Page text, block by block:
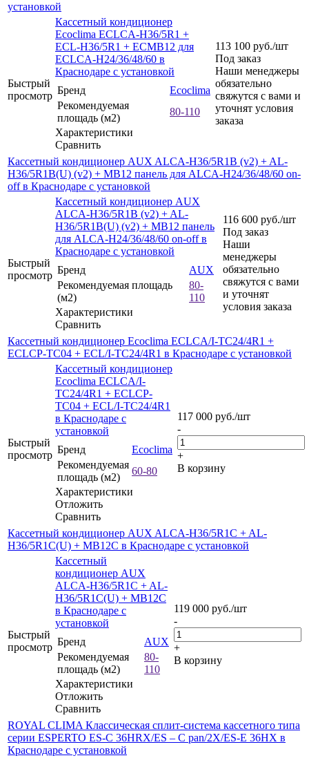
установкой
Быстрый
просмотр
Кассетный кондиционер
Ecoclima ECLCA-H36/5R1 +
ECL-H36/5R1 + ECMB12 для
ECLCA-H24/36/48/60 в
Краснодаре с установкой
Бренд
Ecoclima
Рекомендуемая
площадь (м2)
80-110
Характеристики
Сравнить
113 100 руб./шт
Под заказ
Наши менеджеры
обязательно
свяжутся с вами и
уточнят условия
заказа
Кассетный кондиционер AUX ALCA-H36/5R1B (v2) + AL-
H36/5R1B(U) (v2) + MB12 панель для ALCA-H24/36/48/60 on-
off в Краснодаре с установкой
Быстрый
просмотр
Кассетный кондиционер AUX
ALCA-H36/5R1B (v2) + AL-
H36/5R1B(U) (v2) + MB12 панель
для ALCA-H24/36/48/60 on-off в
Краснодаре с установкой
Бренд
AUX
Рекомендуемая площадь
(м2)
80-
110
Характеристики
Сравнить
116 600 руб./шт
Под заказ
Наши
менеджеры
обязательно
свяжутся с вами
и уточнят
условия заказа
Кассетный кондиционер Ecoclima ECLCA/I-TC24/4R1 +
ECLCP-TC04 + ECL/I-TC24/4R1 в Краснодаре с установкой
Быстрый
просмотр
Кассетный кондиционер
Ecoclima ECLCA/I-
TC24/4R1 + ECLCP-
TC04 + ECL/I-TC24/4R1
в Краснодаре с
установкой
Бренд
Ecoclima
Рекомендуемая
площадь (м2)
60-80
Характеристики
Отложить
Сравнить
117 000 руб./шт
-
+
В корзину
Кассетный кондиционер AUX ALCA-H36/5R1C + AL-
H36/5R1C(U) + MB12C в Краснодаре с установкой
Быстрый
просмотр
Кассетный
кондиционер AUX
ALCA-H36/5R1C + AL-
H36/5R1C(U) + MB12C
в Краснодаре с
установкой
Бренд
AUX
Рекомендуемая
площадь (м2)
80-
110
Характеристики
Отложить
Сравнить
119 000 руб./шт
-
+
В корзину
ROYAL CLIMA Классическая сплит-система кассетного типа
серии ESPERTO ES-C 36HRX/ES – C pan/2X/ES-E 36HX в
Краснодаре с установкой